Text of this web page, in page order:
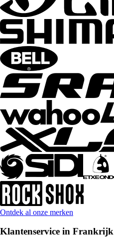
Ontdek al onze merken
Klantenservice in Frankrijk